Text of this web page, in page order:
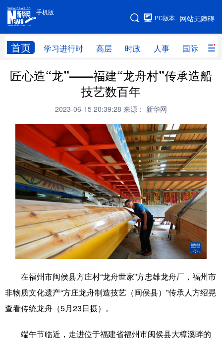
手机版
网站无障碍
PC版本
首页 学习进行时 高层 时政 人事 国际 财
手机版
网站地图
学习进行时 高层 时政 人事
财经 网评
全球连线
科技 科创 量子 体育
文化 书画 健康 军事
访谈 视频 图片 政务
法律 中央文件 金融 汽车
食品 人居 信息化 数字经济
学术中国 乡村振兴 银龄 溯源中国
城市 旅游 能源 会展
彩票 娱乐 时尚 悦读
公益 一带一路
匠心造“龙”——福建“龙舟村”传承造船
技艺数百年
2023-06-15 20:39:28 来源： 新华网
在福州市闽侯县方庄村“龙舟世家”方忠雄龙舟厂，福州市
非物质文化遗产“方庄龙舟制造技艺（闽侯县）”传承人方绍晃
查看传统龙舟（5月23日摄）。
端午节临近，走进位于福建省福州市闽侯县大樟溪畔的